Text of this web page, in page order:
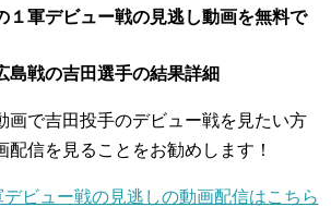
１軍デビュー戦の見逃し動画を無料で
島戦の吉田選手の結果詳細
画で吉田投手のデビュー戦を見たい方
配信を見ることをお勧めします！
ビュー戦の見逃しの動画配信はこちら